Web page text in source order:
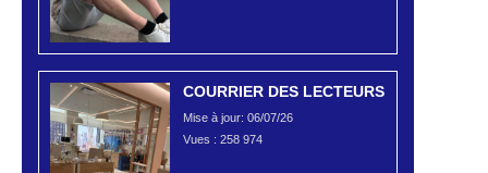
COURRIER DES LECTEURS
Mise à jour: 06/07/26
Vues : 258 974